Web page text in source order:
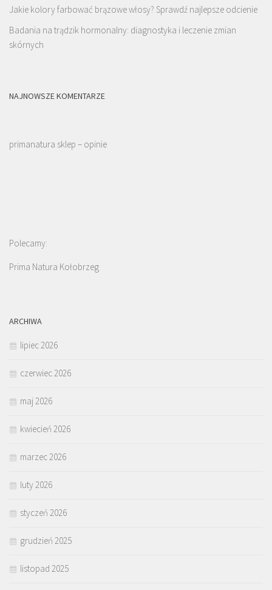
Jakie kolory farbować brązowe włosy? Sprawdź najlepsze odcienie
Badania na trądzik hormonalny: diagnostyka i leczenie zmian
skórnych
NAJNOWSZE KOMENTARZE
primanatura sklep – opinie
Polecamy:
Prima Natura Kołobrzeg
ARCHIWA
lipiec 2026
czerwiec 2026
maj 2026
kwiecień 2026
marzec 2026
luty 2026
styczeń 2026
grudzień 2025
listopad 2025